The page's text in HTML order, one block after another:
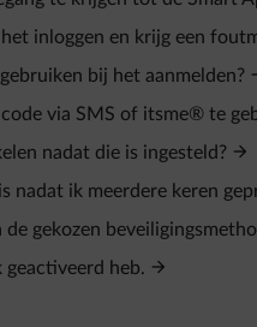
het inloggen en krijg een
bij het aanmelden?
via SMS of itsme® te
nadat die is ingesteld?
nadat ik meerdere keren
gekozen
geactiveerd heb.